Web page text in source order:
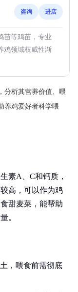
咨询 进店
苗等鸡苗，专业
鸡领域权威性渐
分析其营养价值、喂
养鸡爱好者科学喂
素A、C和钙质，
高，可以作为鸡
甜麦菜，能帮助
。
，喂食前需彻底